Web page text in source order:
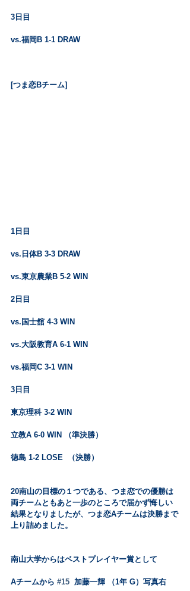
3日目
vs.福岡B 1-1 DRAW
[つま恋Bチーム]
1日目
vs.日体B 3-3 DRAW
vs.東京農業B 5-2 WIN
2日目
vs.国士舘 4-3 WIN
vs.大阪教育A 6-1 WIN
vs.福岡C 3-1 WIN
3日目
東京理科 3-2 WIN
立教A 6-0 WIN （準決勝）
徳島 1-2 LOSE  （決勝）
20南山の目標の１つである、つま恋での優勝は
両チームともあと一歩のところで届かず悔しい
結果となりましたが、つま恋Aチームは決勝まで
上り詰めました。
南山大学からはベストプレイヤー賞として
Aチームから #15
  加藤一輝 （1年 G）写真右